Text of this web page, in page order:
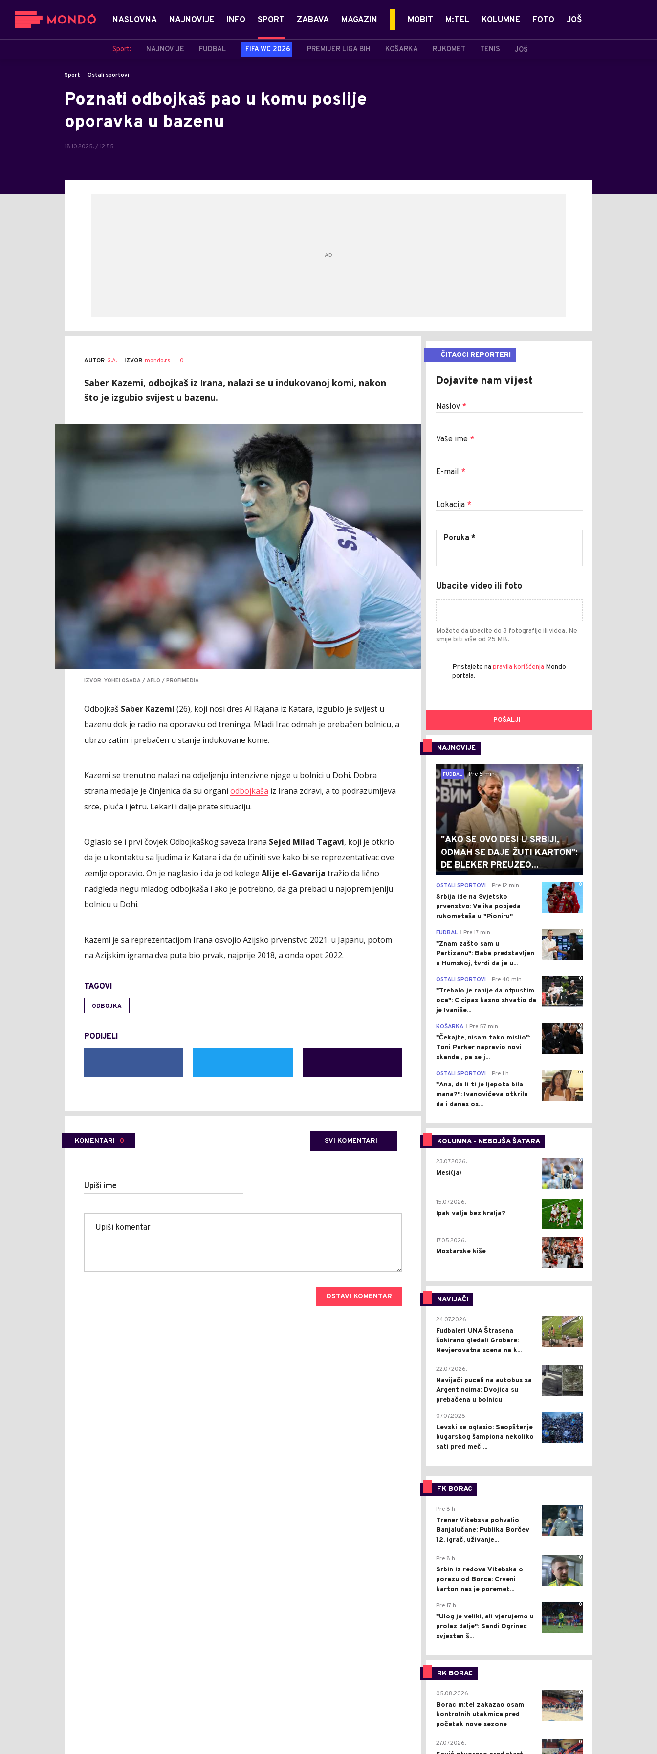
NASLOVNA NAJNOVIJE INFO SPORT
Sport: NAJNOVIJE FUDBAL FIFA WC 2026 PREMIJER LIGA BIH KOŠARKA RUKOMET TENIS JOŠ
ZABAVA MAGAZIN MOBIT M:TEL KOLUMNE FOTO JOŠ
Sport Ostali sportovi
Poznati odbojkaš pao u komu poslije
oporavka u bazenu
18.10.2025. / 12:55
AUTOR G.A. IZVOR mondo.rs 0
Saber Kazemi, odbojkaš iz Irana, nalazi se u indukovanoj komi, nakon
što je izgubio svijest u bazenu.
IZVOR: YOHEI OSADA / AFLO / PROFIMEDIA
Odbojkaš Saber Kazemi (26), koji nosi dres Al Rajana iz Katara, izgubio je svijest u
bazenu dok je radio na oporavku od treninga. Mladi Irac odmah je prebačen bolnicu, a
ubrzo zatim i prebačen u stanje indukovane kome.
Kazemi se trenutno nalazi na odjeljenju intenzivne njege u bolnici u Dohi. Dobra
strana medalje je činjenica da su organi odbojkaša iz Irana zdravi, a to podrazumijeva
srce, pluća i jetru. Lekari i dalje prate situaciju.
Oglasio se i prvi čovjek Odbojkaškog saveza Irana Sejed Milad Tagavi, koji je otkrio
da je u kontaktu sa ljudima iz Katara i da će učiniti sve kako bi se reprezentativac ove
zemlje oporavio. On je naglasio i da je od kolege Alije el-Gavarija tražio da lično
nadgleda negu mladog odbojkaša i ako je potrebno, da ga prebaci u najopremljeniju
bolnicu u Dohi.
Kazemi je sa reprezentacijom Irana osvojio Azijsko prvenstvo 2021. u Japanu, potom
na Azijskim igrama dva puta bio prvak, najprije 2018, a onda opet 2022.
TAGOVI
ODBOJKA
PODIJELI
KOMENTARI 0 SVI KOMENTARI
Upiši ime
OSTAVI KOMENTAR
ČITAOCI REPORTERI
Dojavite nam vijest
Naslov *
Vaše ime *
E-mail *
Lokacija *
Ubacite video ili foto
Možete da ubacite do 3 fotografije ili videa. Ne
smije biti više od 25 MB.
Pristajete na pravila korišćenja Mondo
portala.
POŠALJI
NAJNOVIJE
0
FUDBAL
Pre 5 min
"AKO SE OVO DESI U SRBIJI,
ODMAH SE DAJE ŽUTI KARTON":
DE BLEKER PREUZEO...
0
OSTALI SPORTOVI Pre 12 min
Srbija ide na Svjetsko
prvenstvo: Velika pobjeda
rukometaša u "Pioniru"
0
FUDBAL Pre 17 min
"Znam zašto sam u
Partizanu": Baba predstavljen
u Humskoj, tvrdi da je u...
0
OSTALI SPORTOVI Pre 40 min
"Trebalo je ranije da otpustim
oca": Cicipas kasno shvatio da
je Ivaniše...
0
KOŠARKA Pre 57 min
"Čekajte, nisam tako mislio":
Toni Parker napravio novi
skandal, pa se j...
0
OSTALI SPORTOVI Pre 1 h
"Ana, da li ti je ljepota bila
mana?": Ivanovićeva otkrila
da i danas os...
KOLUMNA - NEBOJŠA ŠATARA
0
23.07.2026.
Mesi(ja)
2
15.07.2026.
Ipak valja bez kralja?
0
17.05.2026.
Mostarske kiše
NAVIJAČI
0
24.07.2026.
Fudbaleri UNA Štrasena
šokirano gledali Grobare:
Nevjerovatna scena na k...
0
22.07.2026.
Navijači pucali na autobus sa
Argentincima: Dvojica su
prebačena u bolnicu
1
07.07.2026.
Levski se oglasio: Saopštenje
bugarskog šampiona nekoliko
sati pred meč ...
FK BORAC
0
Pre 8 h
Trener Vitebska pohvalio
Banjalučane: Publika Borčev
12. igrač, uživanje...
0
Pre 8 h
Srbin iz redova Vitebska o
porazu od Borca: Crveni
karton nas je poremet...
0
Pre 17 h
"Ulog je veliki, ali vjerujemo u
prolaz dalje": Sandi Ogrinec
svjestan š...
RK BORAC
0
05.08.2026.
Borac m:tel zakazao osam
kontrolnih utakmica pred
početak nove sezone
0
27.07.2026.